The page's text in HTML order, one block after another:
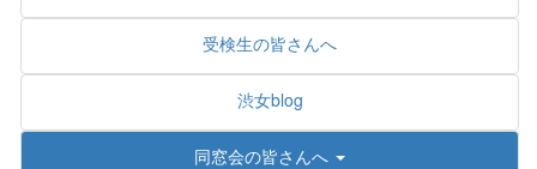
受検生の皆さんへ
渋女blog
同窓会の皆さんへ